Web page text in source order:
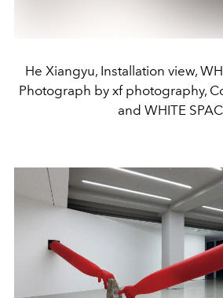
He Xiangyu, Installation view,
Photograph by xf photography,
and WHITE